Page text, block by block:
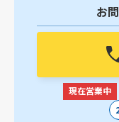
お
現在営業中